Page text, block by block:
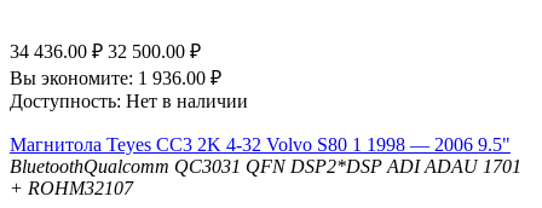
34 436.00 ₽ 32 500.00 ₽
Вы экономите: 1 936.00 ₽
Доступность: Нет в наличии
Магнитола Teyes CC3 2K 4-32 Volvo S80 1 1998 — 2006 9.5"
BluetoothQualcomm QC3031 QFN DSP2*DSP ADI ADAU 1701
+ ROHM32107